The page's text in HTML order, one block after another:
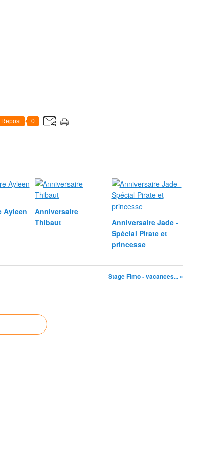
Repost 0
Ayleen
Anniversaire
Thibaut
Anniversaire Jade -
Spécial Pirate et
princesse
Stage Fimo - vacances... »